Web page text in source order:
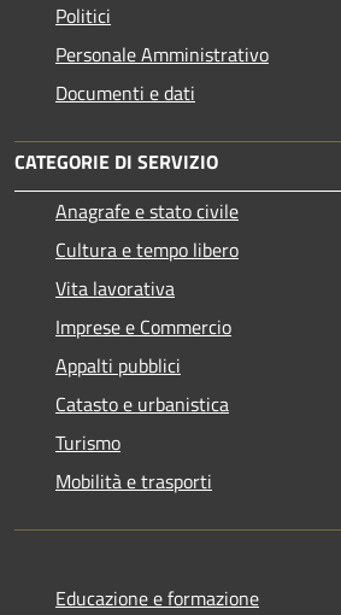
Politici
Personale Amministrativo
Documenti e dati
CATEGORIE DI SERVIZIO
Anagrafe e stato civile
Cultura e tempo libero
Vita lavorativa
Imprese e Commercio
Appalti pubblici
Catasto e urbanistica
Turismo
Mobilità e trasporti
Educazione e formazione